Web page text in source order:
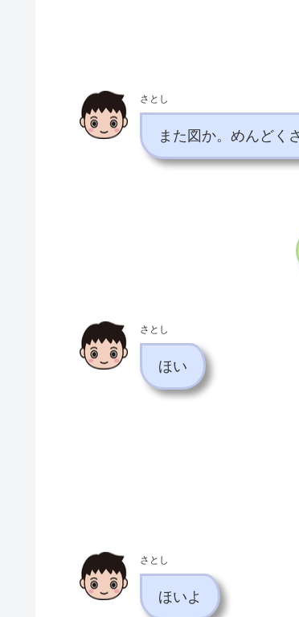
さとし
また図か。めんどく
さとし
ほい
さとし
ほいよ